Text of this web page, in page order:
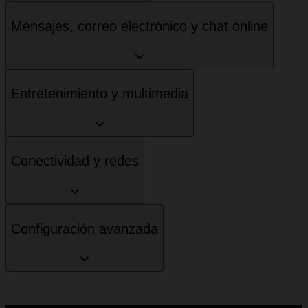
Mensajes, correo electrónico y chat online
Entretenimiento y multimedia
Conectividad y redes
Configuración avanzada